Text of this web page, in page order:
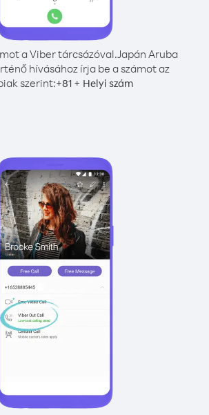
a Viber tárcsázóval.Japán Aruba
hívásához írja be a számot az
szerint:+81 + Helyi szám